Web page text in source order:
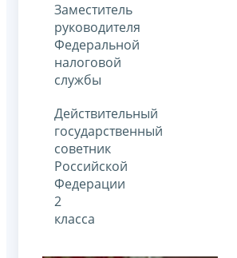
Заместитель
руководителя
Федеральной
налоговой
службы
Действительный
государственный
советник
Российской
Федерации
2
класса